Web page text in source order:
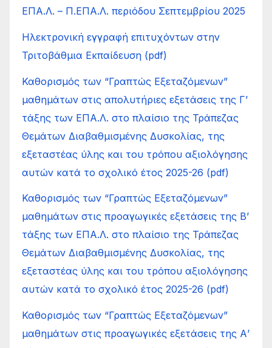
ΕΠΑ.Λ. – Π.ΕΠΑ.Λ. περιόδου Σεπτεμβρίου 2025
Ηλεκτρονική εγγραφή επιτυχόντων στην
Τριτοβάθμια Εκπαίδευση (pdf)
Καθορισμός των “Γραπτώς Εξεταζόμενων”
μαθημάτων στις απολυτήριες εξετάσεις της Γ’
τάξης των ΕΠΑ.Λ. στο πλαίσιο της Τράπεζας
Θεμάτων Διαβαθμισμένης Δυσκολίας, της
εξεταστέας ύλης και του τρόπου αξιολόγησης
αυτών κατά το σχολικό έτος 2025-26 (pdf)
Καθορισμός των “Γραπτώς Εξεταζόμενων”
μαθημάτων στις προαγωγικές εξετάσεις της Β’
τάξης των ΕΠΑ.Λ. στο πλαίσιο της Τράπεζας
Θεμάτων Διαβαθμισμένης Δυσκολίας, της
εξεταστέας ύλης και του τρόπου αξιολόγησης
αυτών κατά το σχολικό έτος 2025-26 (pdf)
Καθορισμός των “Γραπτώς Εξεταζόμενων”
μαθημάτων στις προαγωγικές εξετάσεις της Α’